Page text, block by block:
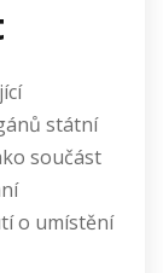
státní
součást
o umístění